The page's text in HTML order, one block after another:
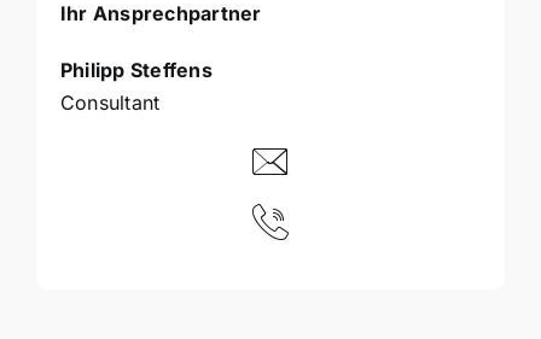
Ihr Ansprechpartner
Philipp Steffens
Consultant